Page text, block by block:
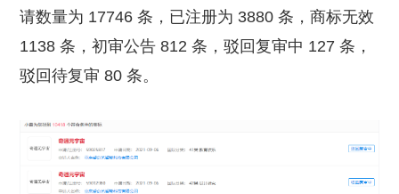
请数量为 17746 条，已注册为 3880 条，商标无效
1138 条，初审公告 812 条，驳回复审中 127 条，
驳回待复审 80 条。